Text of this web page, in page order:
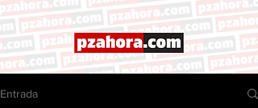
Entrada